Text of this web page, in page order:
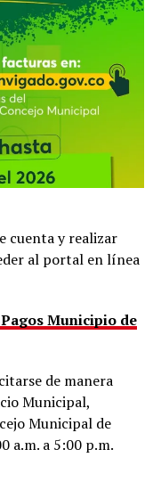
cuenta y realizar
al portal en línea
Municipio de
de manera
Municipal,
Municipal de
a.m. a 5:00 p.m.